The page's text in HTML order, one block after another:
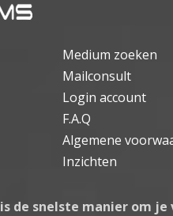
Medium zoeken
Mailconsult
Login account
F.A.Q
Algemene
Inzichten
is de snelste manier om